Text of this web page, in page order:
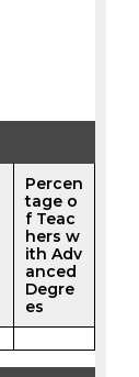
Percen
tage o
f Teac
hers w
ith Adv
anced
Degre
es